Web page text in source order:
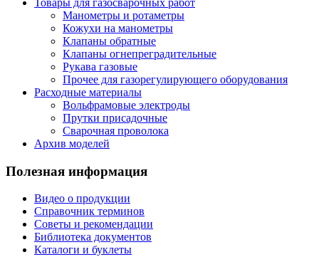
Товары для газосварочных работ
Манометры и ротаметры
Кожухи на манометры
Клапаны обратные
Клапаны огнепреградительные
Рукава газовые
Прочее для газорегулирующего оборудования
Расходные материалы
Вольфрамовые электроды
Прутки присадочные
Сварочная проволока
Архив моделей
Полезная информация
Видео о продукции
Справочник терминов
Советы и рекомендации
Библиотека документов
Каталоги и буклеты